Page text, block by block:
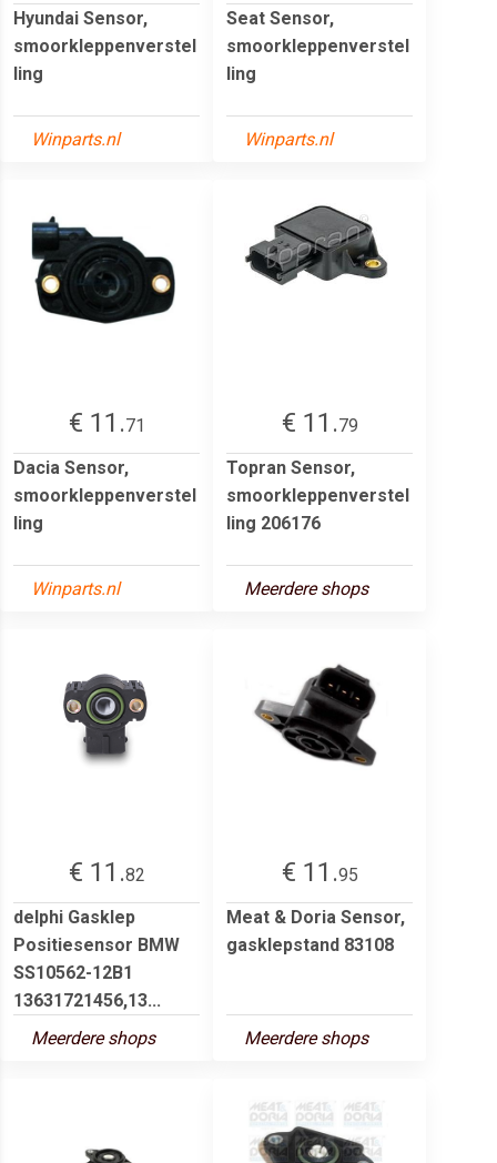
Hyundai Sensor,
smoorkleppenverstel
ling
Winparts.nl
Seat Sensor,
smoorkleppenverstel
ling
Winparts.nl
€ 11.71
Dacia Sensor,
smoorkleppenverstel
ling
Winparts.nl
€ 11.79
Topran Sensor,
smoorkleppenverstel
ling 206176
Meerdere shops
€ 11.82
delphi Gasklep
Positiesensor BMW
SS10562-12B1
13631721456,13...
Meerdere shops
€ 11.95
Meat & Doria Sensor,
gasklepstand 83108
Meerdere shops